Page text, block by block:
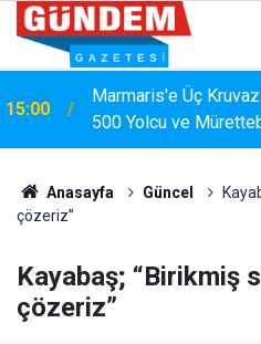
15:00
Marmaris'e Üç
500 Yolcu ve
Anasayfa Güncel
çözeriz”
Kayabaş; “Birikmiş
çözeriz”